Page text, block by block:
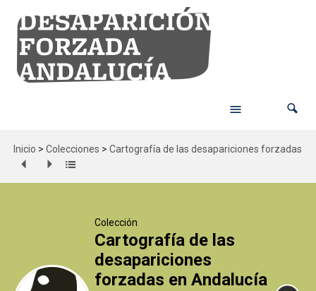
Inicio > Colecciones > Cartografía de las desapariciones forzadas
Colección
Cartografía de las
desapariciones
forzadas en Andalucía